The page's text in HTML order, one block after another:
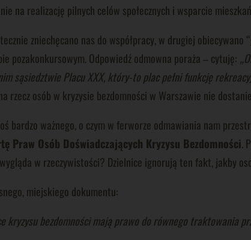
na realizację pilnych celów społecznych i wsparcie
zniechęcano nas do współpracy, w drugiej
pozakonkursowym. Odpowiedź odmowna poraża – cytuję:
sąsiedztwie Placu XXX, który-to plac pełni funkcję
rzecz osób w kryzysie bezdomności w Warszawie nie
bardzo ważnego, o czym w ferworze odmawiania nam
Praw Osób Doświadczających Kryzysu Bezdomności.
w rzeczywistości? Dzielnice ignorują ten fakt, jakby
miejskiego dokumentu:
kryzysu bezdomności mają prawo do równego traktowania